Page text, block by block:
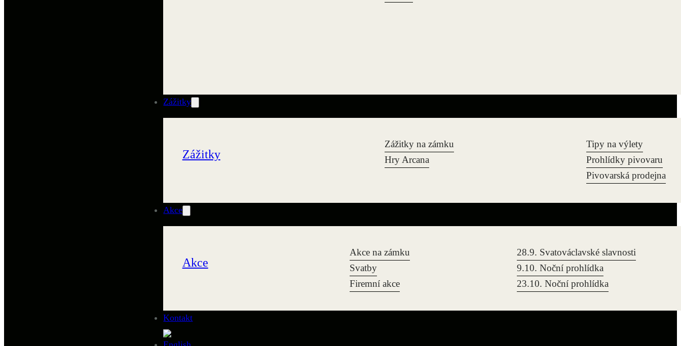
Zážitky
Zážitky
Zážitky na zámku
Hry Arcana
Tipy na výlety
Prohlídky pivovaru
Pivovarská prodejna
Akce
Akce
Akce na zámku
Svatby
Firemní akce
28.9. Svatováclavské slavnosti
9.10. Noční prohlídka
23.10. Noční prohlídka
Kontakt